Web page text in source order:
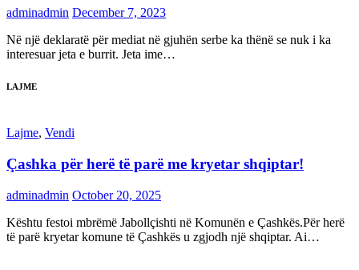
adminadmin December 7, 2023
Në një deklaratë për mediat në gjuhën serbe ka thënë se nuk i ka
interesuar jeta e burrit. Jeta ime…
LAJME
Lajme, Vendi
Çashka për herë të parë me kryetar shqiptar!
adminadmin October 20, 2025
Kështu festoi mbrëmë Jabollçishti në Komunën e Çashkës.Për herë
të parë kryetar komune të Çashkës u zgjodh një shqiptar. Ai…